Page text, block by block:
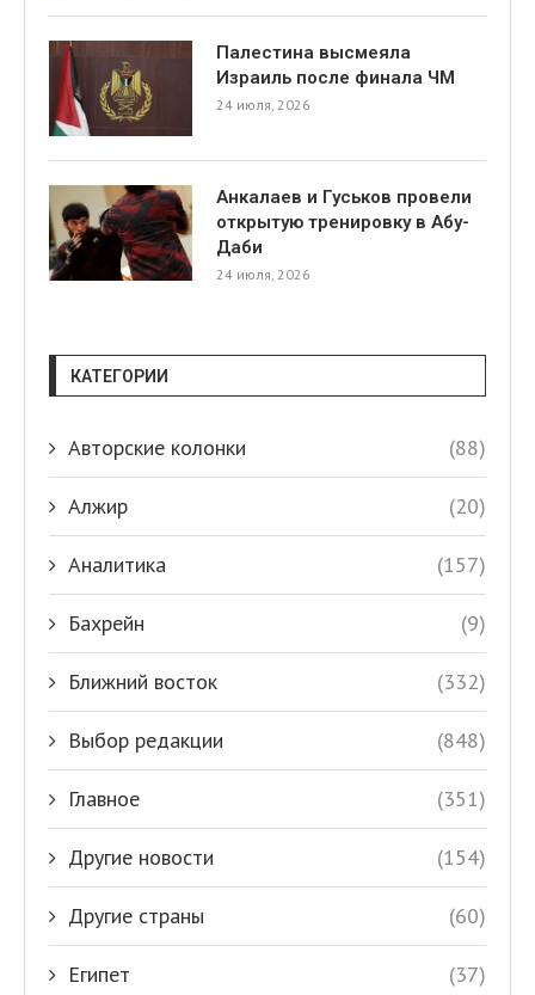
Палестина высмеяла
Израиль после финала ЧМ
24 июля, 2026
Анкалаев и Гуськов провели
открытую тренировку в Абу-
Даби
24 июля, 2026
КАТЕГОРИИ
Авторские колонки (88)
Алжир (20)
Аналитика (157)
Бахрейн (9)
Ближний восток (332)
Выбор редакции (848)
Главное (351)
Другие новости (154)
Другие страны (60)
Египет (37)